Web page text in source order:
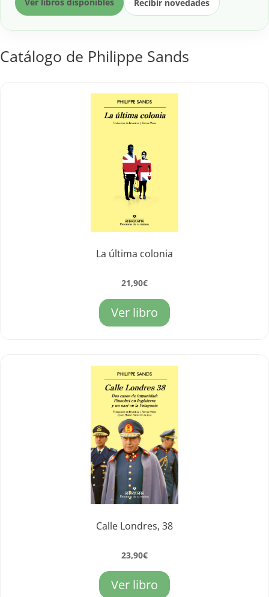
Ver libros disponibles Recibir novedades
Catálogo de Philippe Sands
La última colonia
21,90€
Ver libro
Calle Londres, 38
23,90€
Ver libro